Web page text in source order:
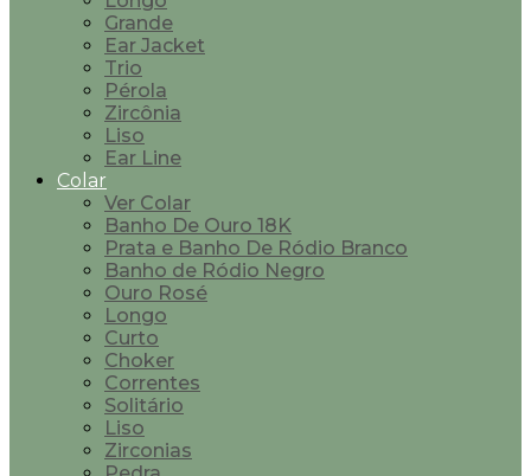
Grande
Ear Jacket
Trio
Pérola
Zircônia
Liso
Ear Line
Colar
Ver Colar
Banho De Ouro 18K
Prata e Banho De Ródio Branco
Banho de Ródio Negro
Ouro Rosé
Longo
Curto
Choker
Correntes
Solitário
Liso
Zirconias